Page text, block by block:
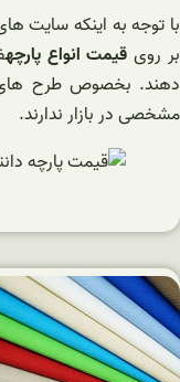
با توجه به اینکه سایت
بر روی قیمت انواع پارچه
دهند. بخصوص طرح های
مشخصی در بازار ندارند.